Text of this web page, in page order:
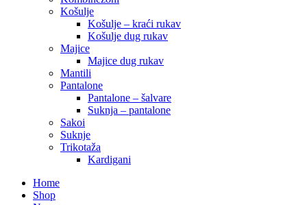
Košulje
Košulje – kraći rukav
Košulje dug rukav
Majice
Majice dug rukav
Mantili
Pantalone
Pantalone – šalvare
Suknja – pantalone
Sakoi
Suknje
Trikotaža
Kardigani
Home
Shop